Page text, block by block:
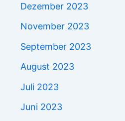
Dezember 2023
November 2023
September 2023
August 2023
Juli 2023
Juni 2023